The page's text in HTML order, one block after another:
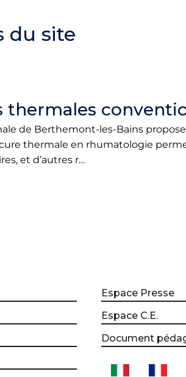
du site
thermales
de Berthemont-les-Bains
thermale en rhumatologie
et d’autres r…
Espace Presse
Espace C.E.
Document